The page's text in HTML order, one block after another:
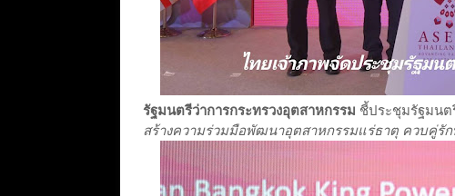
รัฐมนตรีว่าการกระทรวงอุตสาหกรรม ชี้ประชุมรัฐมนต
สร้างความร่วมมือพัฒนาอุตสาหกรรมแร่ธาตุ ควบคู่รั